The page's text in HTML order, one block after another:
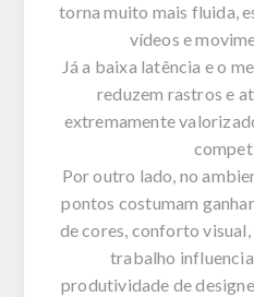
torna muito mais fluida,
vídeos e
Já a baixa latência e o
reduzem rastros e
extremamente
Por outro lado, no
pontos costumam
de cores, conforto
trabalho
produtividade de